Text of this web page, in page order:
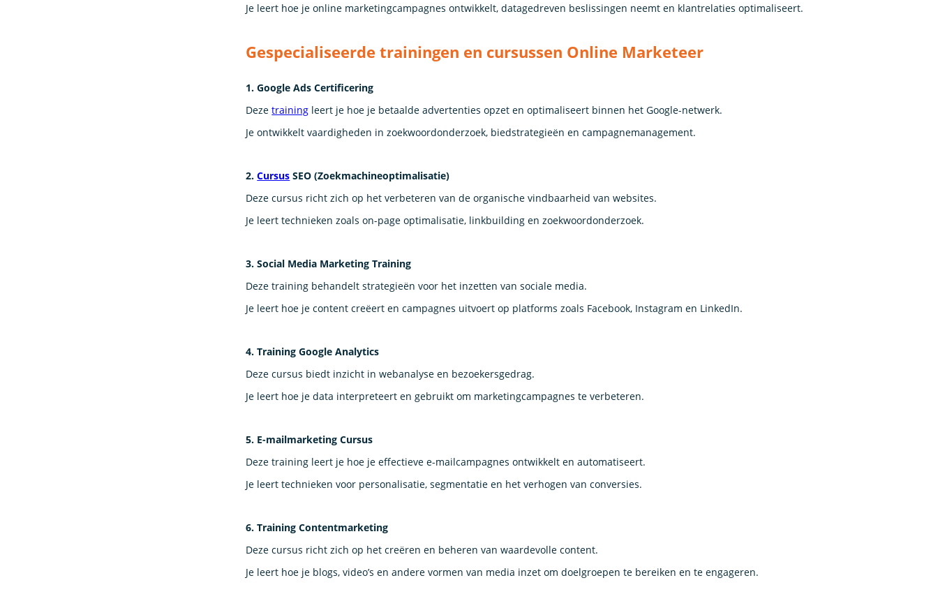
Je leert hoe je online marketingcampagnes ontwikkelt, datagedreven beslissingen neemt en klantrelaties optimaliseert.
Gespecialiseerde trainingen en cursussen Online Marketeer
1. Google Ads Certificering
Dezetraining leert je hoe je betaalde advertenties opzet en optimaliseert binnen het Google-netwerk.
Je ontwikkelt vaardigheden in zoekwoordonderzoek, biedstrategieën en campagnemanagement.
2.Cursus SEO (Zoekmachineoptimalisatie)
Deze cursus richt zich op het verbeteren van de organische vindbaarheid van websites.
Je leert technieken zoals on-page optimalisatie, linkbuilding en zoekwoordonderzoek.
3. Social Media Marketing Training
Deze training behandelt strategieën voor het inzetten van sociale media.
Je leert hoe je content creëert en campagnes uitvoert op platforms zoals Facebook, Instagram en LinkedIn.
4. Training Google Analytics
Deze cursus biedt inzicht in webanalyse en bezoekersgedrag.
Je leert hoe je data interpreteert en gebruikt om marketingcampagnes te verbeteren.
5. E-mailmarketing Cursus
Deze training leert je hoe je effectieve e-mailcampagnes ontwikkelt en automatiseert.
Je leert technieken voor personalisatie, segmentatie en het verhogen van conversies.
6. Training Contentmarketing
Deze cursus richt zich op het creëren en beheren van waardevolle content.
Je leert hoe je blogs, video’s en andere vormen van media inzet om doelgroepen te bereiken en te engageren.